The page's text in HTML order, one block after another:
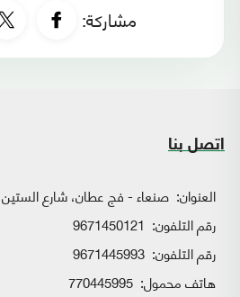
مشاركة:
اتصل بنا
العنوان: صنعاء - فج عطان، شارع الستين
رقم التلفون: 9671450121
رقم التلفون: 9671445993
هاتف محمول: 770445995